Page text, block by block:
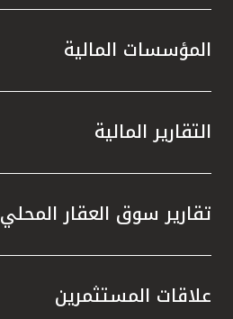
المؤسسات المالية
التقارير المالية
تقارير سوق العقار المحلي
علاقات المستثمرين